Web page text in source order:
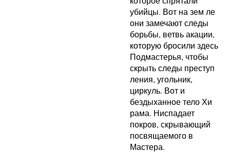
убийцы. Вот на зем ле
они замечают следы
борьбы, ветвь акации,
которую бросили здесь
Подмастерья, чтобы
скрыть следы преступ
ления, угольник,
циркуль. Вот и
бездыханное тело Хи
рама. Ниспадает
покров, скрывающий
посвящаемого в
Мастера.